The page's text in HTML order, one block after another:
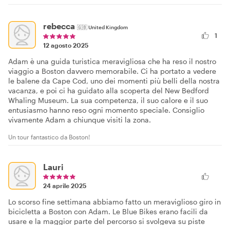
rebecca 🇬🇧United Kingdom
12 agosto 2025
1
Adam è una guida turistica meravigliosa che ha reso il nostro
viaggio a Boston davvero memorabile. Ci ha portato a vedere
le balene da Cape Cod, uno dei momenti più belli della nostra
vacanza, e poi ci ha guidato alla scoperta del New Bedford
Whaling Museum. La sua competenza, il suo calore e il suo
entusiasmo hanno reso ogni momento speciale. Consiglio
vivamente Adam a chiunque visiti la zona.
Un tour fantastico da Boston!
Lauri
24 aprile 2025
Lo scorso fine settimana abbiamo fatto un meraviglioso giro in
bicicletta a Boston con Adam. Le Blue Bikes erano facili da
usare e la maggior parte del percorso si svolgeva su piste